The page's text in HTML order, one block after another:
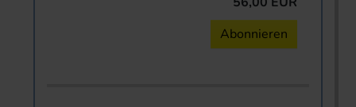
Abonnieren